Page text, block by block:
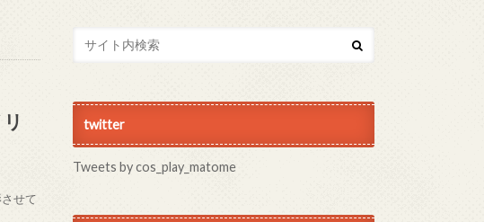
せて
twitter
Tweets by cos_play_matome